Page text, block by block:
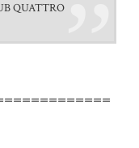
QUATTRO